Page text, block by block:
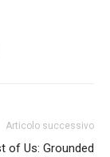
Articolo successivo
of Us: Grounded